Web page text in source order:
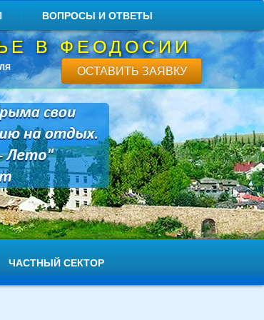
ВОПРОСЫ И ОТВЕТЫ
В ФЕОДОСИИ
ОСТАВИТЬ ЗАЯВКУ
ЧАСТНЫЙ СЕКТОР